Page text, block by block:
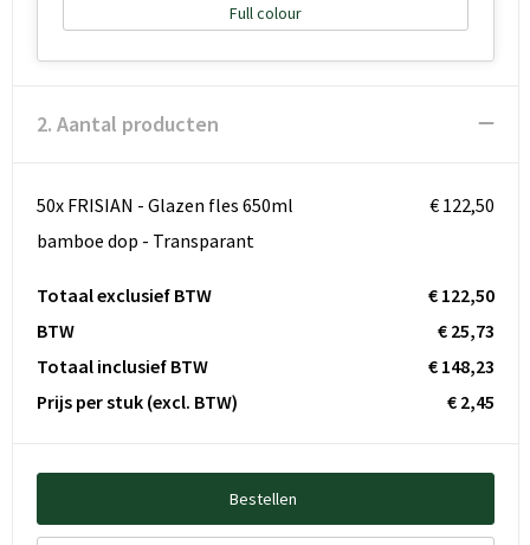
Full colour
2. Aantal producten
50x FRISIAN - Glazen fles 650ml
bamboe dop - Transparant
€ 122,50
Totaal exclusief BTW
€ 122,50
BTW
€ 25,73
Totaal inclusief BTW
€ 148,23
Prijs per stuk (excl. BTW) € 2,45
Bestellen